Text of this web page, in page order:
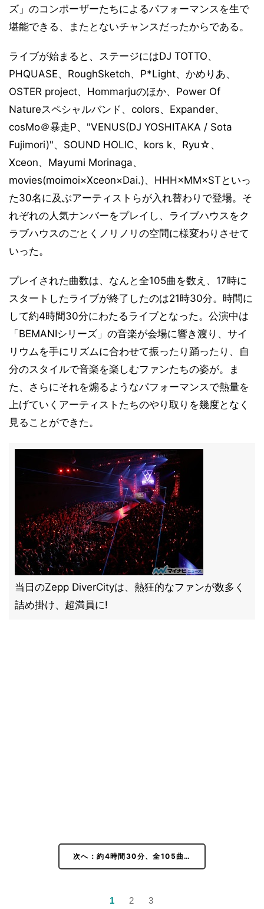
ズ」のコンポーザーたちによるパフォーマンスを生で
堪能できる、またとないチャンスだったからである。
ライブが始まると、ステージにはDJ TOTTO、
PHQUASE、RoughSketch、P*Light、かめりあ、
OSTER project、Hommarjuのほか、Power Of
Natureスペシャルバンド、colors、Expander、
cosMo＠暴走P、"VENUS(DJ YOSHITAKA / Sota
Fujimori)"、SOUND HOLIC、kors k、Ryu☆、
Xceon、Mayumi Morinaga、
movies(moimoi×Xceon×Dai.)、HHH×MM×STといっ
た30名に及ぶアーティストらが入れ替わりで登場。そ
れぞれの人気ナンバーをプレイし、ライブハウスをク
ラブハウスのごとくノリノリの空間に様変わりさせて
いった。
プレイされた曲数は、なんと全105曲を数え、17時に
スタートしたライブが終了したのは21時30分。時間に
して約4時間30分にわたるライブとなった。公演中は
「BEMANIシリーズ」の音楽が会場に響き渡り、サイ
リウムを手にリズムに合わせて振ったり踊ったり、自
分のスタイルで音楽を楽しむファンたちの姿が。ま
た、さらにそれを煽るようなパフォーマンスで熱量を
上げていくアーティストたちのやり取りを幾度となく
見ることができた。
当日のZepp DiverCityは、熱狂的なファンが数多く
詰め掛け、超満員に!
次へ：約4時間30分、全105曲…
1 2 3